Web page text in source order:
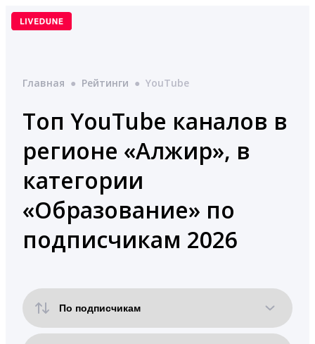
Перейти
Главная ● Рейтинги ● YouTube
Топ YouTube каналов в
регионе «Алжир», в
категории
«Образование» по
подписчикам 2026